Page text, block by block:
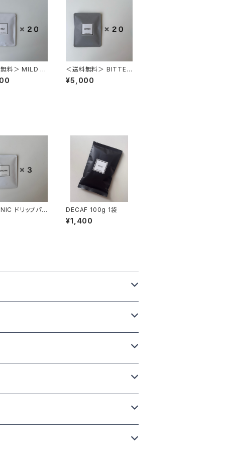
料＞ MILD ド
ック 20個
＜送料無料＞ BITTER
ドリップパック 20個
¥5,000
ドリップパッ DECAF 100g 1袋
¥1,400